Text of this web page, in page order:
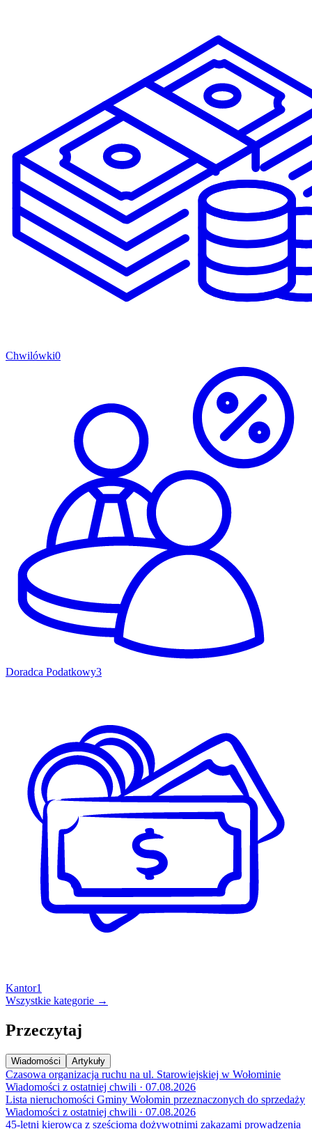
Chwilówki0
Doradca Podatkowy3
Kantor1
Wszystkie kategorie →
Przeczytaj
Wiadomości Artykuły
Czasowa organizacja ruchu na ul. Starowiejskiej w Wołominie
Wiadomości z ostatniej chwili · 07.08.2026
Lista nieruchomości Gminy Wołomin przeznaczonych do sprzedaży
Wiadomości z ostatniej chwili · 07.08.2026
45-letni kierowca z sześcioma dożywotnimi zakazami prowadzenia